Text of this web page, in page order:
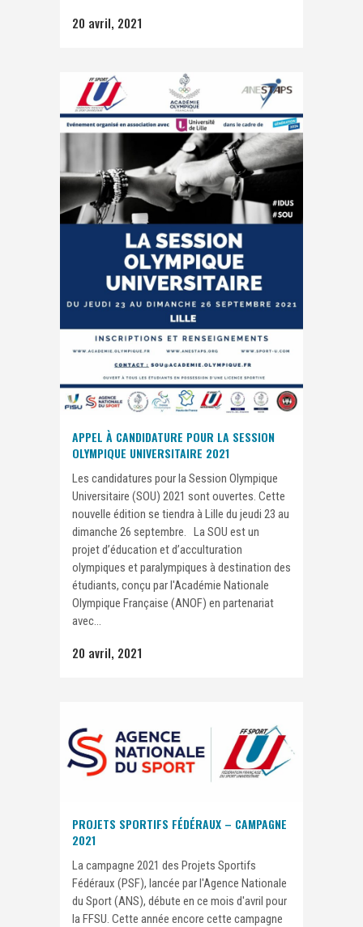
20 avril, 2021
APPEL À CANDIDATURE POUR LA SESSION
OLYMPIQUE UNIVERSITAIRE 2021
Les candidatures pour la Session Olympique
Universitaire (SOU) 2021 sont ouvertes. Cette
nouvelle édition se tiendra à Lille du jeudi 23 au
dimanche 26 septembre. La SOU est un
projet d’éducation et d’acculturation
olympiques et paralympiques à destination des
étudiants, conçu par l'Académie Nationale
Olympique Française (ANOF) en partenariat
avec...
20 avril, 2021
PROJETS SPORTIFS FÉDÉRAUX – CAMPAGNE
2021
La campagne 2021 des Projets Sportifs
Fédéraux (PSF), lancée par l'Agence Nationale
du Sport (ANS), débute en ce mois d'avril pour
la FFSU. Cette année encore cette campagne